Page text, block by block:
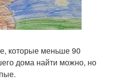
которые меньше 90
дома найти можно, но